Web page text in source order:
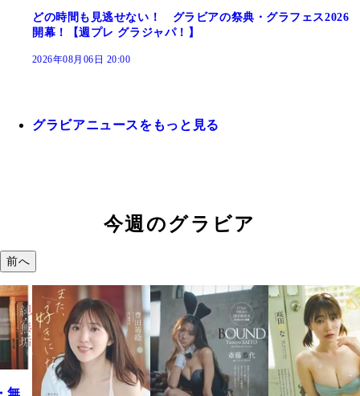
どの時間も見逃せない！ グラビアの祭典・グラフェス2026
開幕！【週プレ グラジャパ！】
2026年08月06日 20:00
グラビアニュースをもっと見る
今週のグラビア
前へ